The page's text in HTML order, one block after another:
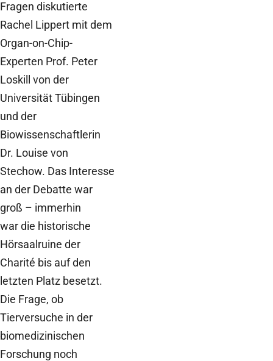
Fragen diskutierte
Rachel Lippert mit dem
Organ-on-Chip-
Experten Prof. Peter
Loskill von der
Universität Tübingen
und der
Biowissenschaftlerin
Dr. Louise von
Stechow. Das Interesse
an der Debatte war
groß – immerhin
war die historische
Hörsaalruine der
Charité bis auf den
letzten Platz besetzt.
Die Frage, ob
Tierversuche in der
biomedizinischen
Forschung noch